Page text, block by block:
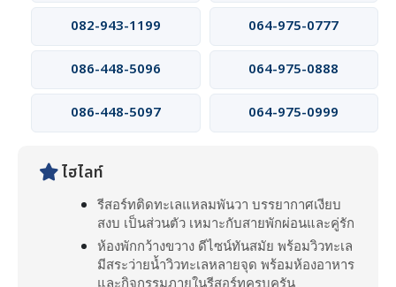
082-943-1199 064-975-0777
086-448-5096 064-975-0888
086-448-5097 064-975-0999
ไฮไลท์
รีสอร์ทติดทะเลแหลมพันวา บรรยากาศเงียบ
สงบ เป็นส่วนตัว เหมาะกับสายพักผ่อนและคู่รัก
ห้องพักกว้างขวาง ดีไซน์ทันสมัย พร้อมวิวทะเล
มีสระว่ายน้ำวิวทะเลหลายจุด พร้อมห้องอาหาร
และกิจกรรมภายในรีสอร์ทครบครัน